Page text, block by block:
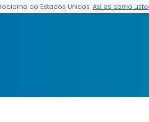
de Estados Unidos Así es como